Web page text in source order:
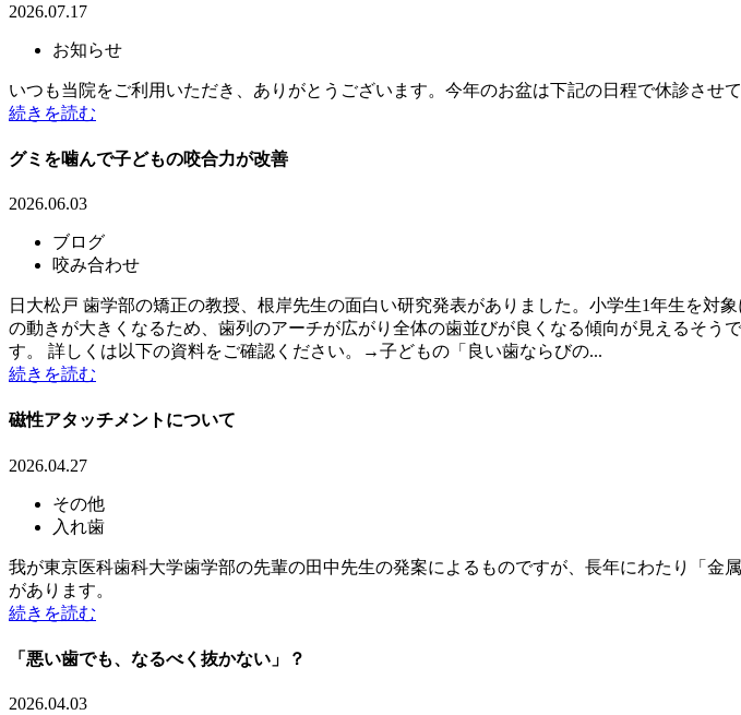
2026.07.17
お知らせ
いつも当院をご利用いただき、ありがとうございます。今年のお盆は下記の日程で休診させ
続きを読む
グミを噛んで子どもの咬合力が改善
2026.06.03
ブログ
咬み合わせ
日大松戸 歯学部の矯正の教授、根岸先生の面白い研究発表がありました。小学生1年生を
の動きが大きくなるため、歯列のアーチが広がり全体の歯並びが良くなる傾向が見えるそ
す。 詳しくは以下の資料をご確認ください。→子どもの「良い歯ならびの...
続きを読む
磁性アタッチメントについて
2026.04.27
その他
入れ歯
我が東京医科歯科大学歯学部の先輩の田中先生の発案によるものですが、長年にわたり「
があります。
続きを読む
「悪い歯でも、なるべく抜かない」？
2026.04.03